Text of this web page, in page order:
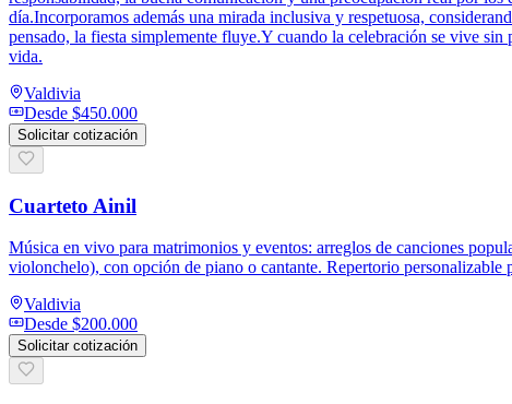
día.Incorporamos además una mirada inclusiva y respetuosa,
pensado, la fiesta simplemente fluye.Y cuando la celebración se vive sin
vida.
Valdivia
Desde $450.000
Solicitar cotización
Cuarteto Ainil
Música en vivo para matrimonios y eventos: arreglos de canciones
violonchelo), con opción de piano o cantante. Repertorio
Valdivia
Desde $200.000
Solicitar cotización